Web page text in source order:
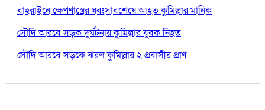
বাহরাইনে ক্ষেপণাস্ত্রের ধ্বংসাবশেষে আহত কুমিল্লার মানিক
সৌদি আরবে সড়ক দুর্ঘটনায় কুমিল্লার যুবক নিহত
সৌদি আরবে সড়কে ঝরল কুমিল্লার ২ প্রবাসীর প্রাণ